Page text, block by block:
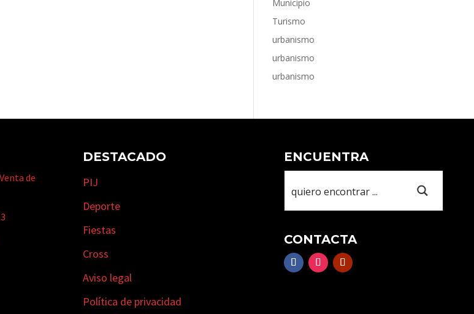
Municipio
Turismo
urbanismo
urbanismo
urbanismo
de
DESTACADO
PIJ
Deporte
Fiestas
Cross
Aviso legal
Política de privacidad
ENCUENTRA
CONTACTA